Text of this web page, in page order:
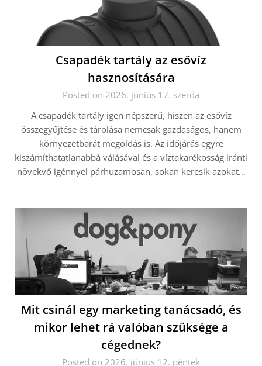
Csapadék tartály az esővíz
hasznosítására
Posted on 2026. június 17. szerda
A csapadék tartály igen népszerű, hiszen az esővíz
összegyűjtése és tárolása nemcsak gazdaságos, hanem
környezetbarát megoldás is. Az időjárás egyre
kiszámíthatatlanabbá válásával és a víztakarékosság iránti
növekvő igénnyel párhuzamosan, sokan keresik azokat…
Mit csinál egy marketing tanácsadó, és
mikor lehet rá valóban szüksége a
cégednek?
Posted on 2026. június 12. péntek